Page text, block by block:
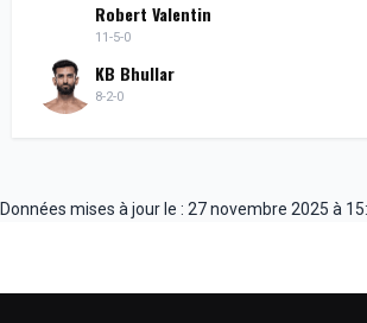
Robert Valentin
11-5-0
KB Bhullar
8-2-0
Données mises à jour le : 27 novembre 2025 à